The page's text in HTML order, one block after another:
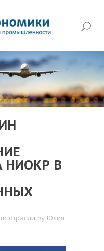
НИОКР В
отрасли by Юлия